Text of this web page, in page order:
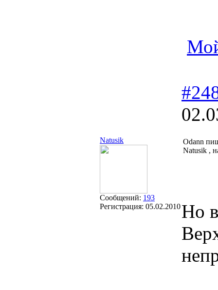
Natusik
Сообщений: 193
Регистрация: 05.02.2010
Odann
Natusik ,
Но